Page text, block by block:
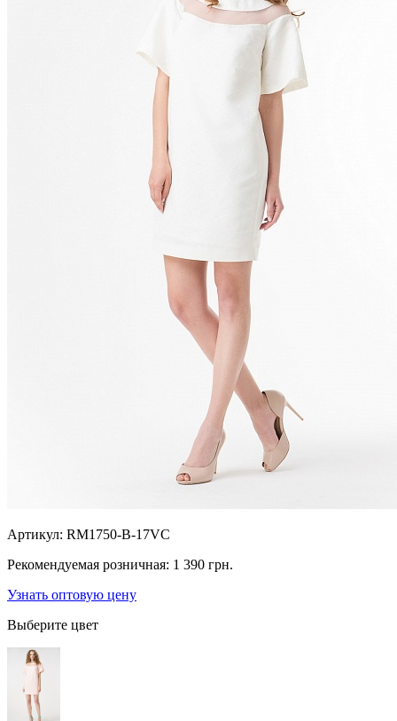
Артикул: RM1750-B-17VC
Рекомендуемая розничная: 1 390 грн.
Узнать оптовую цену
Выберите цвет